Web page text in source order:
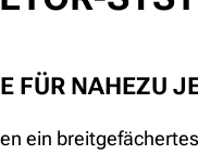
FÜR NAHEZU
ein